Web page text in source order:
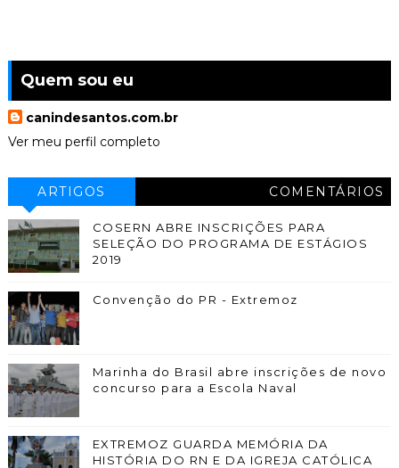
Quem sou eu
canindesantos.com.br
Ver meu perfil completo
ARTIGOS COMENTÁRIOS
COSERN ABRE INSCRIÇÕES PARA
SELEÇÃO DO PROGRAMA DE ESTÁGIOS
2019
Convenção do PR - Extremoz
Marinha do Brasil abre inscrições de novo
concurso para a Escola Naval
EXTREMOZ GUARDA MEMÓRIA DA
HISTÓRIA DO RN E DA IGREJA CATÓLICA